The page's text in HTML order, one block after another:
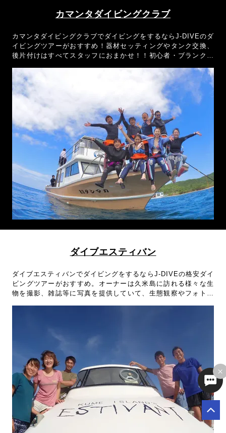
カマンタダイビングクラブ
カマンタダイビングクラブでダイビングをするならJ-DIVEのダ
イビングツアーがおすすめ！器材セッティングやタンク交換、
後片付けはすべてスタッフにおまかせ！！初心者・ブランクダ
しさせていただきます！
ダイブエスティバン
ダイブエスティバンでダイビングをするならJ-DIVEの格安ダイ
ビングツアーがおすすめ。オーナーは久米島に訪れる様々な生
物を撮影、雑誌等に写真を提供していて、生態観察やフォト派
×